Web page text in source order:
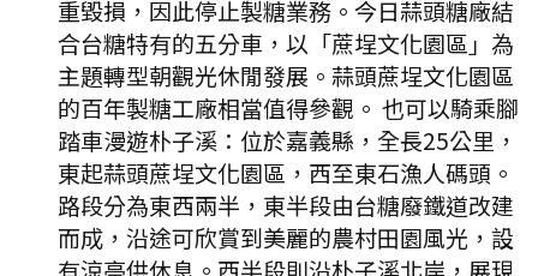
重毀損，因此停止製糖業務。今日蒜頭糖廠結
合台糖特有的五分車，以「蔗埕文化園區」為
主題轉型朝觀光休閒發展。蒜頭蔗埕文化園區
的百年製糖工廠相當值得參觀。 也可以騎乘腳
踏車漫遊朴子溪：位於嘉義縣，全長25公里，
東起蒜頭蔗埕文化園區，西至東石漁人碼頭。
路段分為東西兩半，東半段由台糖廢鐵道改建
而成，沿途可欣賞到美麗的農村田園風光，設
有涼亭供休息。西半段則沿朴子溪北岸，展現